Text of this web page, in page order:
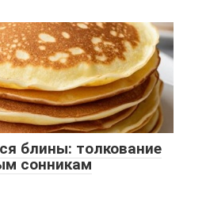
блины: толкование
сонникам